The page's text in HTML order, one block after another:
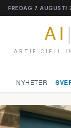
FREDAG 7 AUGUSTI
AI |
ARTIFICIELL
NYHETER